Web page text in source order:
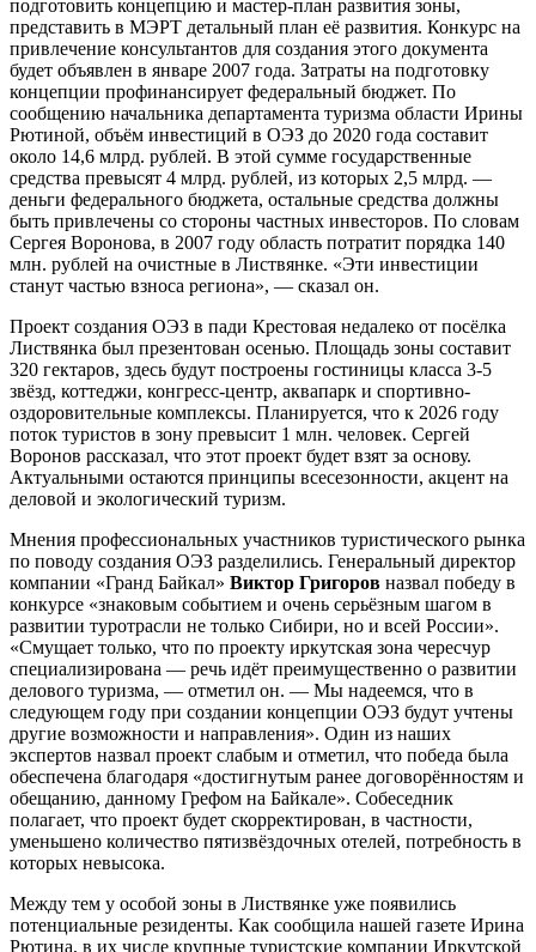
подготовить концепцию и мастер-план развития зоны,
представить в МЭРТ детальный план её развития. Конкурс на
привлечение консультантов для создания этого документа
будет объявлен в январе 2007 года. Затраты на подготовку
концепции профинансирует федеральный бюджет. По
сообщению начальника департамента туризма области Ирины
Рютиной, объём инвестиций в ОЭЗ до 2020 года составит
около 14,6 млрд. рублей. В этой сумме государственные
средства превысят 4 млрд. рублей, из которых 2,5 млрд. —
деньги федерального бюджета, остальные средства должны
быть привлечены со стороны частных инвесторов. По словам
Сергея Воронова, в 2007 году область потратит порядка 140
млн. рублей на очистные в Листвянке. «Эти инвестиции
станут частью взноса региона», — сказал он.
Проект создания ОЭЗ в пади Крестовая недалеко от посёлка
Листвянка был презентован осенью. Площадь зоны составит
320 гектаров, здесь будут построены гостиницы класса 3-5
звёзд, коттеджи, конгресс-центр, аквапарк и спортивно-
оздоровительные комплексы. Планируется, что к 2026 году
поток туристов в зону превысит 1 млн. человек. Сергей
Воронов рассказал, что этот проект будет взят за основу.
Актуальными остаются принципы всесезонности, акцент на
деловой и экологический туризм.
Мнения профессиональных участников туристического рынка
по поводу создания ОЭЗ разделились. Генеральный директор
компании «Гранд Байкал» Виктор Григоров назвал победу в
конкурсе «знаковым событием и очень серьёзным шагом в
развитии туротрасли не только Сибири, но и всей России».
«Смущает только, что по проекту иркутская зона чересчур
специализирована — речь идёт преимущественно о развитии
делового туризма, — отметил он. — Мы надеемся, что в
следующем году при создании концепции ОЭЗ будут учтены
другие возможности и направления». Один из наших
экспертов назвал проект слабым и отметил, что победа была
обеспечена благодаря «достигнутым ранее договорённостям и
обещанию, данному Грефом на Байкале». Собеседник
полагает, что проект будет скорректирован, в частности,
уменьшено количество пятизвёздочных отелей, потребность в
которых невысока.
Между тем у особой зоны в Листвянке уже появились
потенциальные резиденты. Как сообщила нашей газете Ирина
Рютина, в их числе крупные туристские компании Иркутской